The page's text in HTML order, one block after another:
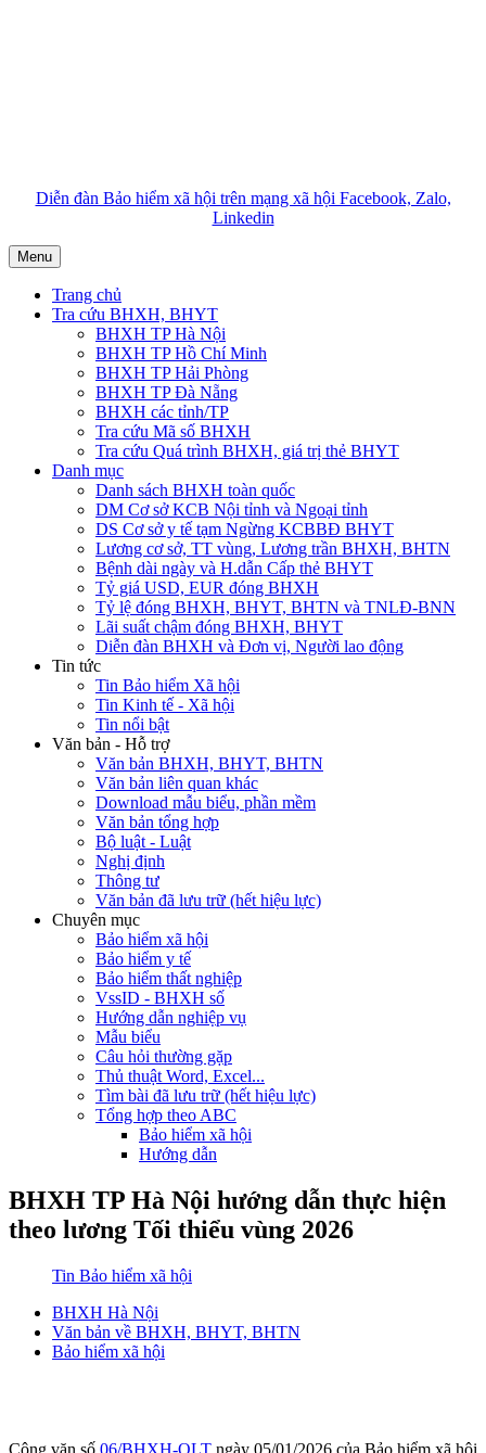
Diễn đàn Bảo hiểm xã hội trên mạng xã hội Facebook, Zalo,
Linkedin
Menu
Trang chủ
Tra cứu BHXH, BHYT
BHXH TP Hà Nội
BHXH TP Hồ Chí Minh
BHXH TP Hải Phòng
BHXH TP Đà Nẵng
BHXH các tỉnh/TP
Tra cứu Mã số BHXH
Tra cứu Quá trình BHXH, giá trị thẻ BHYT
Danh mục
Danh sách BHXH toàn quốc
DM Cơ sở KCB Nội tỉnh và Ngoại tỉnh
DS Cơ sở y tế tạm Ngừng KCBBĐ BHYT
Lương cơ sở, TT vùng, Lương trần BHXH, BHTN
Bệnh dài ngày và H.dẫn Cấp thẻ BHYT
Tỷ giá USD, EUR đóng BHXH
Tỷ lệ đóng BHXH, BHYT, BHTN và TNLĐ-BNN
Lãi suất chậm đóng BHXH, BHYT
Diễn đàn BHXH và Đơn vị, Người lao động
Tin tức
Tin Bảo hiểm Xã hội
Tin Kinh tế - Xã hội
Tin nổi bật
Văn bản - Hỗ trợ
Văn bản BHXH, BHYT, BHTN
Văn bản liên quan khác
Download mẫu biểu, phần mềm
Văn bản tổng hợp
Bộ luật - Luật
Nghị định
Thông tư
Văn bản đã lưu trữ (hết hiệu lực)
Chuyên mục
Bảo hiểm xã hội
Bảo hiểm y tế
Bảo hiểm thất nghiệp
VssID - BHXH số
Hướng dẫn nghiệp vụ
Mẫu biểu
Câu hỏi thường gặp
Thủ thuật Word, Excel...
Tìm bài đã lưu trữ (hết hiệu lực)
Tổng hợp theo ABC
Bảo hiểm xã hội
Hướng dẫn
BHXH TP Hà Nội hướng dẫn thực hiện
theo lương Tối thiểu vùng 2026
Tin Bảo hiểm xã hội
BHXH Hà Nội
Văn bản về BHXH, BHYT, BHTN
Bảo hiểm xã hội
Công văn số 06/BHXH-QLT ngày 05/01/2026 của Bảo hiểm xã hội